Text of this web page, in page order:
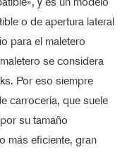
o de apertura lateral
para el maletero
se considera
Por eso siempre
carrocería, que suele
su tamaño
más eficiente, gran